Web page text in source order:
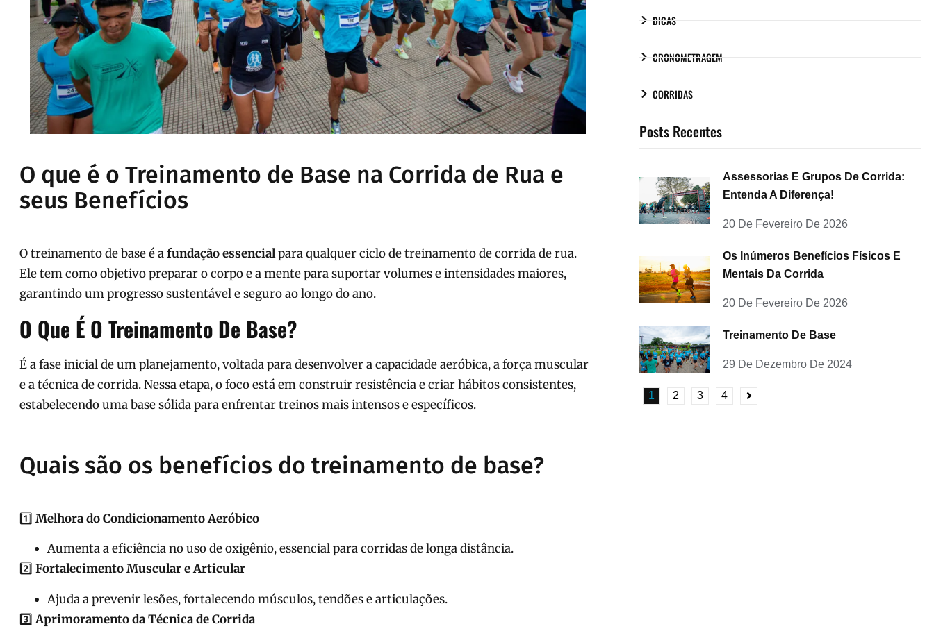
O que é o Treinamento de Base na Corrida de Rua e
seus Benefícios
O treinamento de base é afundação essencialpara qualquer ciclo de treinamento de corrida de rua.
Ele tem como objetivo preparar o corpo e a mente para suportar volumes e intensidades maiores,
garantindo um progresso sustentável e seguro ao longo do ano.
O Que É O Treinamento De Base?
É a fase inicial de um planejamento, voltada para desenvolver a capacidade aeróbica, a força muscular
e a técnica de corrida. Nessa etapa, o foco está em construir resistência e criar hábitos consistentes,
estabelecendo uma base sólida para enfrentar treinos mais intensos e específicos.
Quais são os benefícios do treinamento de base?
1️⃣ Melhora do Condicionamento Aeróbico
Aumenta a eficiência no uso de oxigênio, essencial para corridas de longa distância.
2️⃣ Fortalecimento Muscular e Articular
Ajuda a prevenir lesões, fortalecendo músculos, tendões e articulações.
3️⃣Aprimoramento da Técnica de Corrida
DICAS
CRONOMETRAGEM
CORRIDAS
Posts Recentes
Assessorias E Grupos De Corrida:
Entenda A Diferença!
20 De Fevereiro De 2026
Os Inúmeros Benefícios Físicos E
Mentais Da Corrida
20 De Fevereiro De 2026
Treinamento De Base
29 De Dezembro De 2024
1 2 3 4